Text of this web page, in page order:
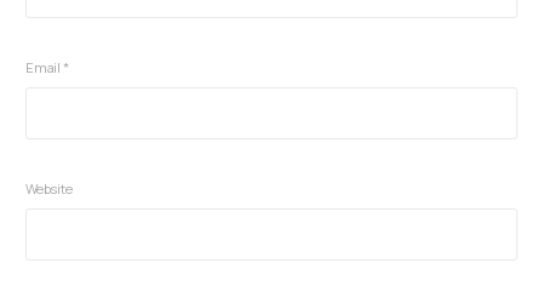
Email *
Website